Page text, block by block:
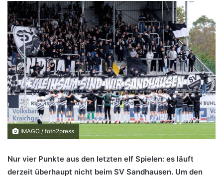
IMAGO / foto2press
Nur vier Punkte aus den letzten elf Spielen: es läuft
derzeit überhaupt nicht beim SV Sandhausen. Um den